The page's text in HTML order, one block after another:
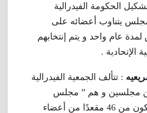
الحكومة الفيدرالية
يتناوب أعضائه على
عام واحد و يتم إنتخابهم
الإتحادية .
: تتألف الجمعية الفيدرالية
مجلسين و هم ” مجلس
الولايات ” و مكون من 46 مقعدًا من أعضاء